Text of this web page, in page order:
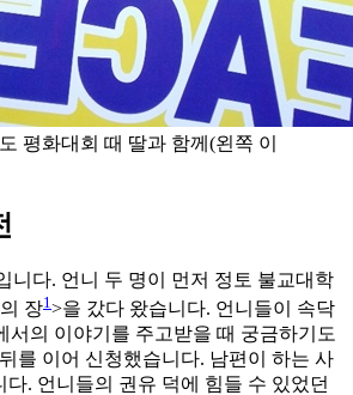
평화대회 때 딸과 함께(왼쪽 이
니다. 언니 두 명이 먼저 정토 불교대학
장1 >을 갔다 왔습니다. 언니들이 속닥
서의 이야기를 주고받을 때 궁금하기도
를 이어 신청했습니다. 남편이 하는 사
. 언니들의 권유 덕에 힘들 수 있었던